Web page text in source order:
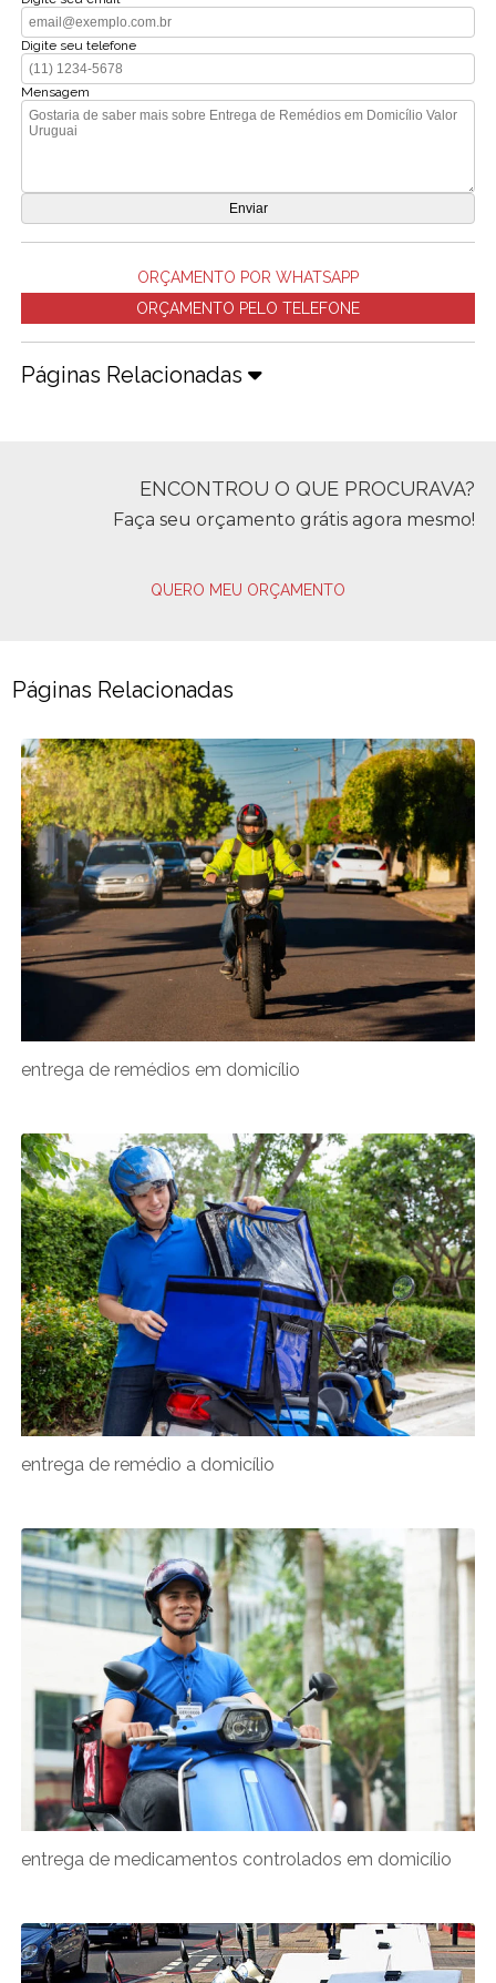
Digite seu telefone
Mensagem
ORÇAMENTO POR WHATSAPP
ORÇAMENTO PELO TELEFONE
Páginas Relacionadas
ENCONTROU O QUE PROCURAVA?
Faça seu orçamento grátis agora mesmo!
QUERO MEU ORÇAMENTO
Páginas Relacionadas
entrega de remédios em domicílio
entrega de remédio a domicílio
entrega de medicamentos controlados em domicílio